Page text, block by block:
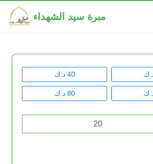
مبرة سيد الشهداء
40 د.ك
80 د.ك